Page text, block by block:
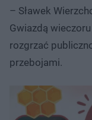
– Sławek
Gwiazdą
rozgrzać
przebojami.